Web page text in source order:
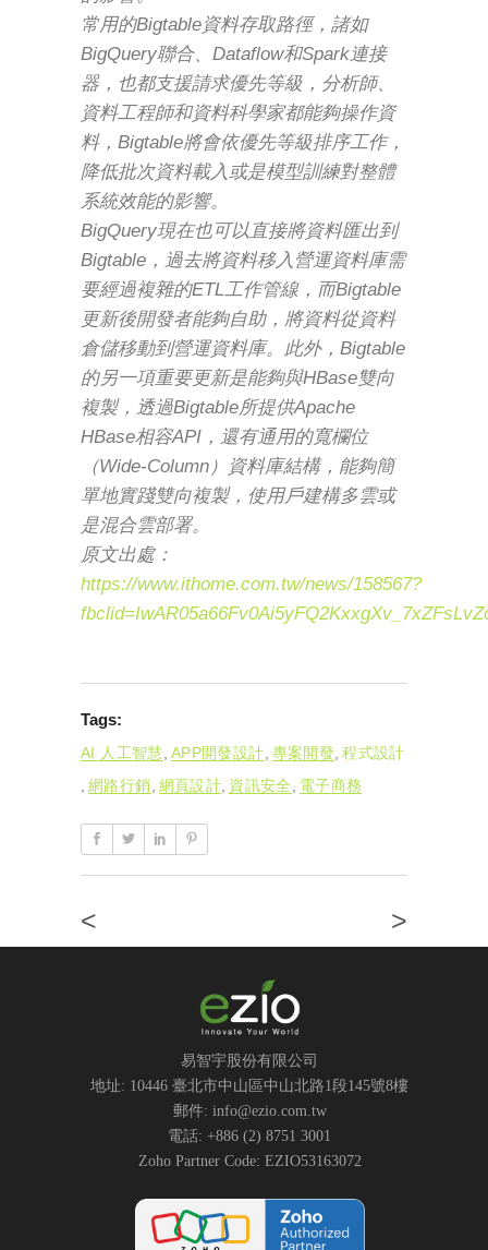
常用的Bigtable資料存取路徑，諸如
BigQuery聯合、Dataflow和Spark連接
器，也都支援請求優先等級，分析師、
資料工程師和資料科學家都能夠操作資
料，Bigtable將會依優先等級排序工作，
降低批次資料載入或是模型訓練對整體
系統效能的影響。
BigQuery現在也可以直接將資料匯出到
Bigtable，過去將資料移入營運資料庫需
要經過複雜的ETL工作管線，而Bigtable
更新後開發者能夠自助，將資料從資料
倉儲移動到營運資料庫。此外，Bigtable
的另一項重要更新是能夠與HBase雙向
複製，透過Bigtable所提供Apache
HBase相容API，還有通用的寬欄位
（Wide-Column）資料庫結構，能夠簡
單地實踐雙向複製，使用戶建構多雲或
是混合雲部署。
原文出處：
https://www.ithome.com.tw/news/158567?
Tags:
AI 人工智慧 APP開發設計 專案開發 程式設計
網路行銷 網頁設計 資訊安全 電子商務
< >
易智宇股份有限公司
地址: 10446 臺北市中山區中山北路1段145號8樓
郵件: info@ezio.com.tw
電話: +886 (2) 8751 3001
Zoho Partner Code: EZIO53163072